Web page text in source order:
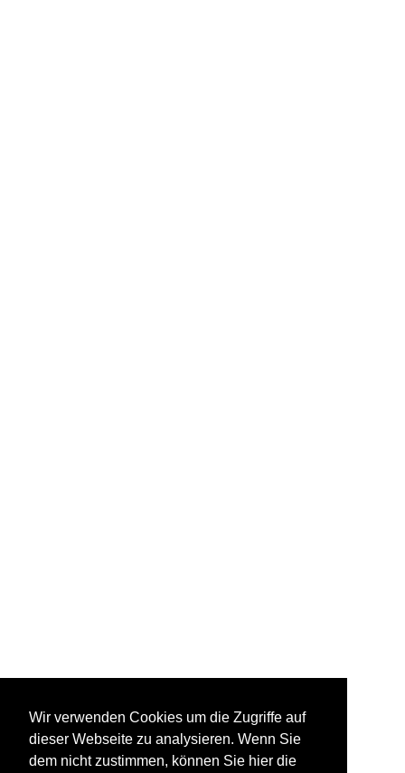
Wir verwenden Cookies um die Zugriffe auf
dieser Webseite zu analysieren. Wenn Sie
dem nicht zustimmen, können Sie hier die